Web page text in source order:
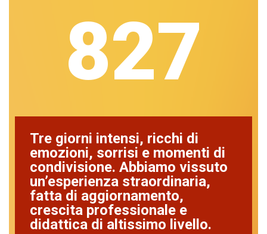
827
Tre giorni intensi, ricchi di
emozioni, sorrisi e momenti di
condivisione. Abbiamo vissuto
un’esperienza straordinaria,
fatta di aggiornamento,
crescita professionale e
didattica di altissimo livello.